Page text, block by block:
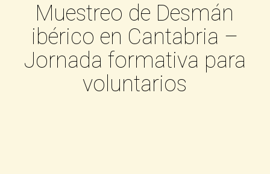
Muestreo de Desmán
ibérico en Cantabria –
Jornada formativa para
voluntarios